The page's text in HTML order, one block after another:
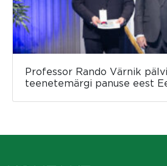
Professor Rando Värnik
teenetemärgi panuse eest